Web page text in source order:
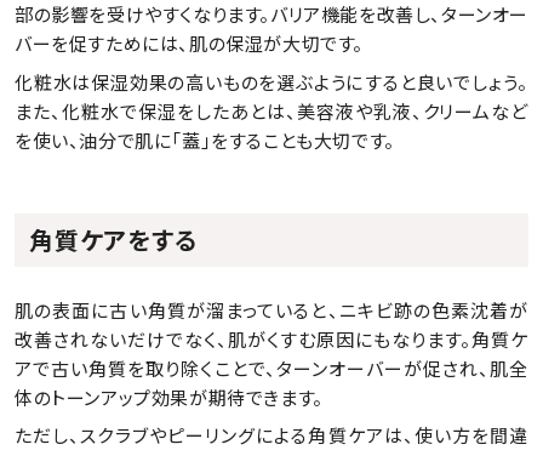
部の影響を受けやすくなります。バリア機能を改善し、ターンオー
バーを促すためには、肌の保湿が大切です。
化粧水は保湿効果の高いものを選ぶようにすると良いでしょう。
また、化粧水で保湿をしたあとは、美容液や乳液、クリームなど
を使い、油分で肌に「蓋」をすることも大切です。
角質ケアをする
肌の表面に古い角質が溜まっていると、ニキビ跡の色素沈着が
改善されないだけでなく、肌がくすむ原因にもなります。角質ケ
アで古い角質を取り除くことで、ターンオーバーが促され、肌全
体のトーンアップ効果が期待できます。
ただし、スクラブやピーリングによる角質ケアは、使い方を間違